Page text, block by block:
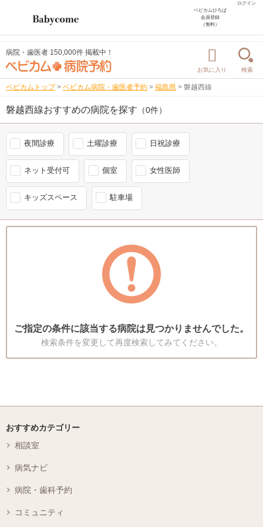
ログイン
ベビカムひろば
会員登録
（無料）
病院・歯医者 150,000件 掲載中！
お気に入り 検索
ベビカムトップ > ベビカム病院・歯医者予約 > 福島県 > 磐越西線
磐越西線おすすめの病院を探す （0件）
夜間診療 土曜診療 日祝診療
ネット受付可 個室 女性医師
キッズスペース 駐車場
ご指定の条件に該当する病院は見つかりませんでした。
検索条件を変更して再度検索してみてください。
おすすめカテゴリー
相談室
病気ナビ
病院・歯科予約
コミュニティ